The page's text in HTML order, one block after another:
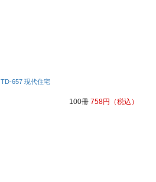
TD-657 現代住宅
100冊 758円 （税込）